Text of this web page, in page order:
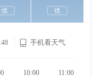
优 优
手机看天气
10:00 11:00